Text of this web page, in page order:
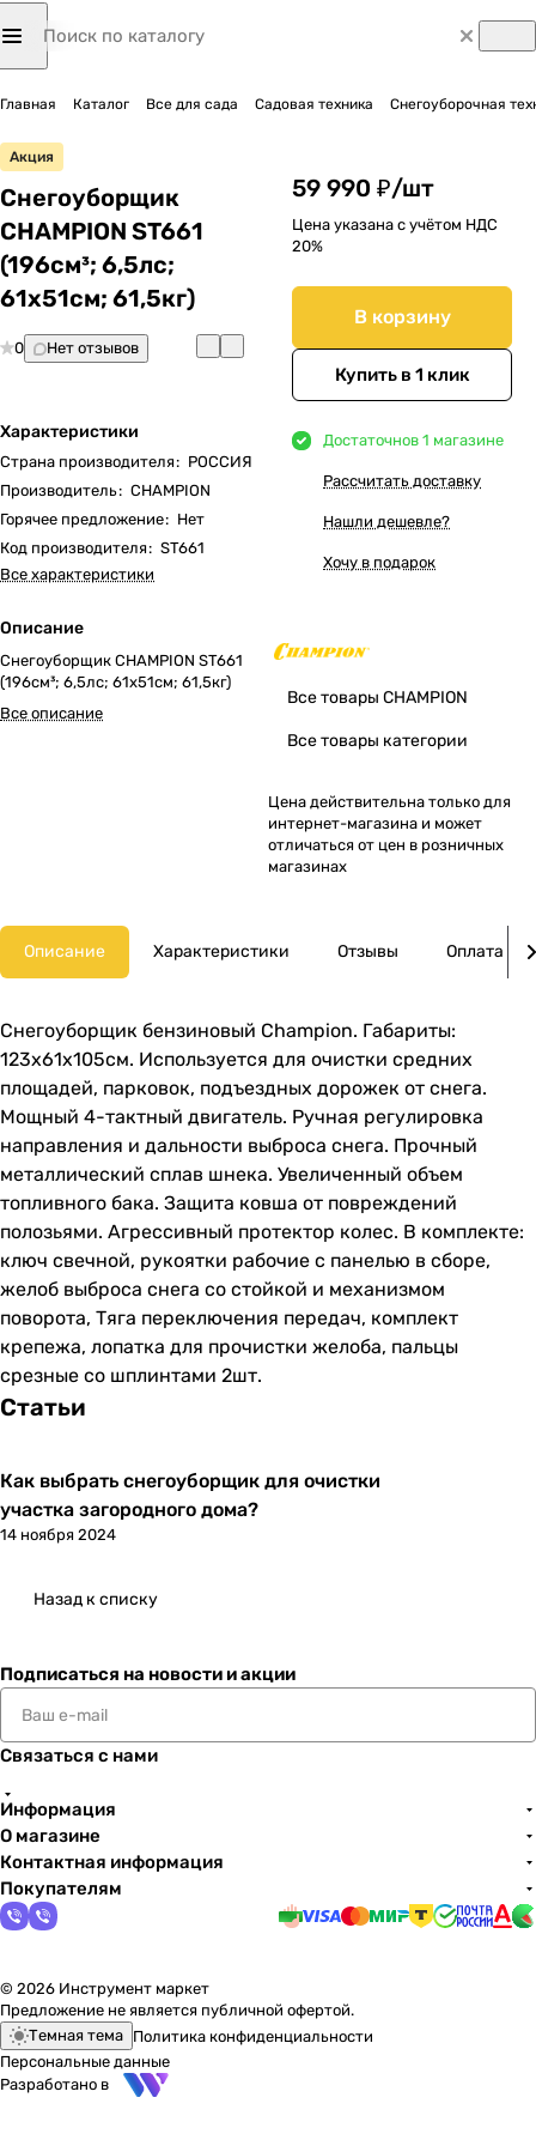
Главная Каталог Все для сада Садовая техника Снегоуборочная
Акция
Снегоуборщик
CHAMPION ST661
(196см³; 6,5лс;
61х51см; 61,5кг)
0 Нет отзывов
Характеристики
Страна производителя: РОССИЯ
Производитель: CHAMPION
Горячее предложение: Нет
Код производителя: ST661
Все характеристики
Описание
Снегоуборщик CHAMPION ST661
(196см³; 6,5лс; 61х51см; 61,5кг)
Все описание
59 990 ₽/шт
Цена указана с учётом НДС
20%
В корзину
Купить в 1 клик
Достаточнов 1 магазине
Рассчитать доставку
Нашли дешевле?
Хочу в подарок
Все товары CHAMPION
Все товары категории
Цена действительна только для
интернет-магазина и может
отличаться от цен в розничных
магазинах
Описание Характеристики Отзывы Оплата
Снегоуборщик бензиновый Champion. Габариты:
123х61х105см. Используется для очистки средних
площадей, парковок, подъездных дорожек от снега.
Мощный 4-тактный двигатель. Ручная регулировка
направления и дальности выброса снега. Прочный
металлический сплав шнека. Увеличенный объем
топливного бака. Защита ковша от повреждений
полозьями. Агрессивный протектор колес. В комплекте:
ключ свечной, рукоятки рабочие с панелью в сборе,
желоб выброса снега со стойкой и механизмом
поворота, Тяга переключения передач, комплект
крепежа, лопатка для прочистки желоба, пальцы
срезные со шплинтами 2шт.
Статьи
Как выбрать снегоуборщик для очистки
участка загородного дома?
14 ноября 2024
Назад к списку
Подписаться на новости и акции
Связаться с нами
Информация
О магазине
Контактная информация
Покупателям
© 2026 Инструмент маркет
Предложение не является публичной офертой.
Темная тема Политика конфиденциальности
Персональные данные
Разработано в